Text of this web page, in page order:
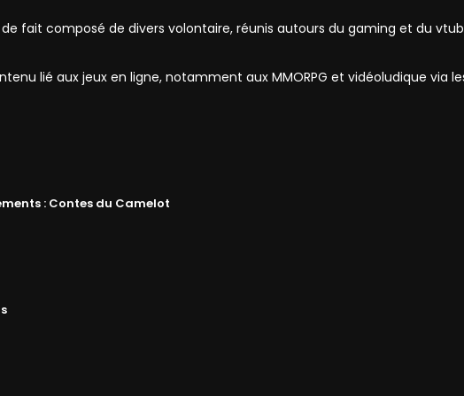
fait composé de divers volontaire, réunis autours du gaming et du
lié aux jeux en ligne, notamment aux MMORPG et vidéoludique via
: Contes du Camelot